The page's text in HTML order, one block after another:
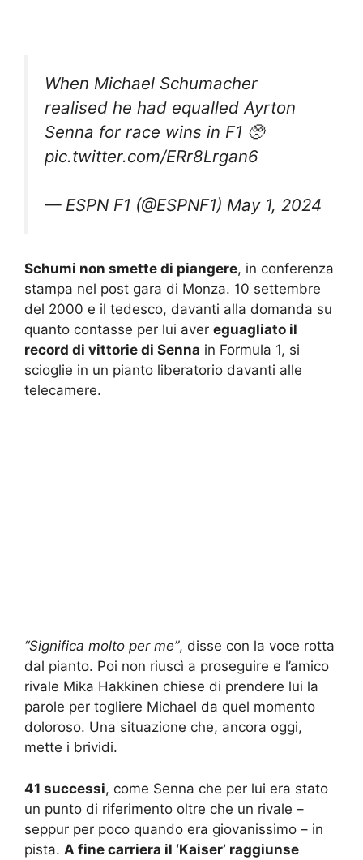
When Michael Schumacher
realised he had equalled Ayrton
Senna for race wins in F1 🥺
pic.twitter.com/ERr8Lrgan6
— ESPN F1 (@ESPNF1) May 1, 2024
Schumi non smette di piangere, in conferenza
stampa nel post gara di Monza. 10 settembre
del 2000 e il tedesco, davanti alla domanda su
quanto contasse per lui aver eguagliato il
record di vittorie di Senna in Formula 1, si
scioglie in un pianto liberatorio davanti alle
telecamere.
“Significa molto per me”, disse con la voce rotta
dal pianto. Poi non riuscì a proseguire e l’amico
rivale Mika Hakkinen chiese di prendere lui la
parole per togliere Michael da quel momento
doloroso. Una situazione che, ancora oggi,
mette i brividi.
41 successi, come Senna che per lui era stato
un punto di riferimento oltre che un rivale –
seppur per poco quando era giovanissimo – in
pista. A fine carriera il ‘Kaiser’ raggiunse